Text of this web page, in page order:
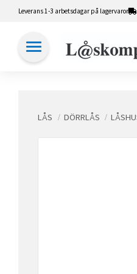
Leverans 1-3 arbetsdagar på lagervaror
LÅS DÖRRLÅS